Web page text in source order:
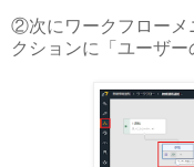
②次にワークフローメ
クションに「ユーザー